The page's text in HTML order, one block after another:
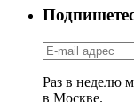
Раз в неделю
в Москве.